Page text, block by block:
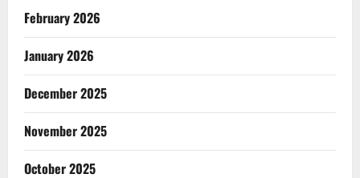
February 2026
January 2026
December 2025
November 2025
October 2025